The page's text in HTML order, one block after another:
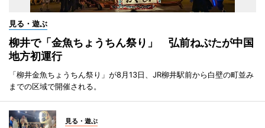
見る・遊ぶ
柳井で「金魚ちょうちん祭り」 弘前ねぷたが中国
地方初運行
「柳井金魚ちょうちん祭り」が8月13日、JR柳井駅前から白壁の町並み
までの区域で開催される。
見る・遊ぶ